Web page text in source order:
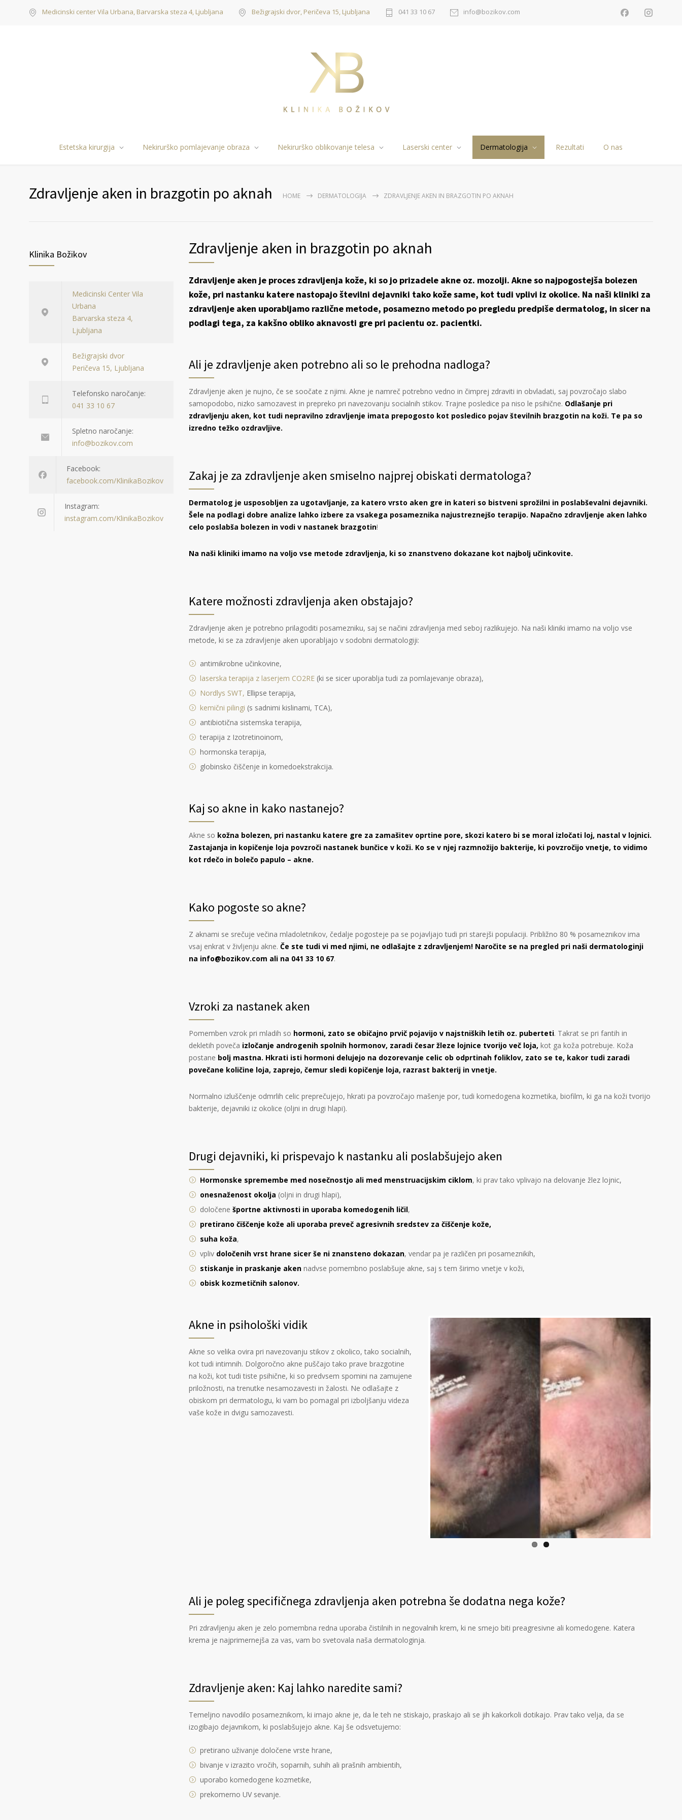
Medicinski center Vila Urbana, Barvarska steza 4, Ljubljana Bežigrajski dvor, Peričeva 15, Ljubljana 041 33 10 67 info@bozikov.com
Estetska kirurgija Nekirurško pomlajevanje obraza Nekirurško oblikovanje telesa Laserski center Dermatologija Rezultati O nas
Zdravljenje aken in brazgotin po aknah HOME DERMATOLOGIJA ZDRAVLJENJE AKEN IN BRAZGOTIN PO AKNAH
Klinika Božikov
Medicinski Center Vila
Urbana
Barvarska steza 4,
Ljubljana
Bežigrajski dvor
Peričeva 15, Ljubljana
Telefonsko naročanje:
041 33 10 67
Spletno naročanje:
info@bozikov.com
Facebook:
facebook.com/KlinikaBozikov
Instagram:
instagram.com/KlinikaBozikov
Zdravljenje aken in brazgotin po aknah
Zdravljenje aken je proces zdravljenja kože, ki so jo prizadele akne oz. mozolji. Akne so najpogostejša bolezen
kože, pri nastanku katere nastopajo številni dejavniki tako kože same, kot tudi vplivi iz okolice. Na naši kliniki za
zdravljenje aken uporabljamo različne metode, posamezno metodo po pregledu predpiše dermatolog, in sicer na
podlagi tega, za kakšno obliko aknavosti gre pri pacientu oz. pacientki.
Ali je zdravljenje aken potrebno ali so le prehodna nadloga?
Zdravljenje aken je nujno, če se soočate z njimi. Akne je namreč potrebno vedno in čimprej zdraviti in obvladati, saj povzročajo slabo
samopodobo, nizko samozavest in prepreko pri navezovanju socialnih stikov. Trajne posledice pa niso le psihične. Odlašanje pri
zdravljenju aken, kot tudi nepravilno zdravljenje imata prepogosto kot posledico pojav številnih brazgotin na koži. Te pa so
izredno težko ozdravljive.
Zakaj je za zdravljenje aken smiselno najprej obiskati dermatologa?
Dermatolog je usposobljen za ugotavljanje, za katero vrsto aken gre in kateri so bistveni sprožilni in poslabševalni dejavniki.
Šele na podlagi dobre analize lahko izbere za vsakega posameznika najustreznejšo terapijo. Napačno zdravljenje aken lahko
celo poslabša bolezen in vodi v nastanek brazgotin!
Na naši kliniki imamo na voljo vse metode zdravljenja, ki so znanstveno dokazane kot najbolj učinkovite.
Katere možnosti zdravljenja aken obstajajo?
Zdravljenje aken je potrebno prilagoditi posamezniku, saj se načini zdravljenja med seboj razlikujejo. Na naši kliniki imamo na voljo vse
metode, ki se za zdravljenje aken uporabljajo v sodobni dermatologiji:
antimikrobne učinkovine,
laserska terapija z laserjem CO2RE (ki se sicer uporablja tudi za pomlajevanje obraza),
Nordlys SWT, Ellipse terapija,
kemični pilingi (s sadnimi kislinami, TCA),
antibiotična sistemska terapija,
terapija z Izotretinoinom,
hormonska terapija,
globinsko čiščenje in komedoekstrakcija.
Kaj so akne in kako nastanejo?
Akne so kožna bolezen, pri nastanku katere gre za zamašitev oprtine pore, skozi katero bi se moral izločati loj, nastal v lojnici.
Zastajanja in kopičenje loja povzroči nastanek bunčice v koži. Ko se v njej razmnožijo bakterije, ki povzročijo vnetje, to vidimo
kot rdečo in bolečo papulo – akne.
Kako pogoste so akne?
Z aknami se srečuje večina mladoletnikov, čedalje pogosteje pa se pojavljajo tudi pri starejši populaciji. Približno 80 % posameznikov ima
vsaj enkrat v življenju akne. Če ste tudi vi med njimi, ne odlašajte z zdravljenjem! Naročite se na pregled pri naši dermatologinji
na info@bozikov.com ali na 041 33 10 67.
Vzroki za nastanek aken
Pomemben vzrok pri mladih so hormoni, zato se običajno prvič pojavijo v najstniških letih oz. puberteti. Takrat se pri fantih in
dekletih poveča izločanje androgenih spolnih hormonov, zaradi česar žleze lojnice tvorijo več loja, kot ga koža potrebuje. Koža
postane bolj mastna. Hkrati isti hormoni delujejo na dozorevanje celic ob odprtinah foliklov, zato se te, kakor tudi zaradi
povečane količine loja, zaprejo, čemur sledi kopičenje loja, razrast bakterij in vnetje.
Normalno izluščenje odmrlih celic preprečujejo, hkrati pa povzročajo mašenje por, tudi komedogena kozmetika, biofilm, ki ga na koži tvorijo
bakterije, dejavniki iz okolice (oljni in drugi hlapi).
Drugi dejavniki, ki prispevajo k nastanku ali poslabšujejo aken
Hormonske spremembe med nosečnostjo ali med menstruacijskim ciklom, ki prav tako vplivajo na delovanje žlez lojnic,
onesnaženost okolja (oljni in drugi hlapi),
določene športne aktivnosti in uporaba komedogenih ličil,
pretirano čiščenje kože ali uporaba preveč agresivnih sredstev za čiščenje kože,
suha koža,
vpliv določenih vrst hrane sicer še ni znansteno dokazan, vendar pa je različen pri posameznikih,
stiskanje in praskanje aken nadvse pomembno poslabšuje akne, saj s tem širimo vnetje v koži,
obisk kozmetičnih salonov.
Akne in psihološki vidik
Akne so velika ovira pri navezovanju stikov z okolico, tako socialnih,
kot tudi intimnih. Dolgoročno akne puščajo tako prave brazgotine
na koži, kot tudi tiste psihične, ki so predvsem spomini na zamujene
priložnosti, na trenutke nesamozavesti in žalosti. Ne odlašajte z
obiskom pri dermatologu, ki vam bo pomagal pri izboljšanju videza
vaše kože in dvigu samozavesti.
Ali je poleg specifičnega zdravljenja aken potrebna še dodatna nega kože?
Pri zdravljenju aken je zelo pomembna redna uporaba čistilnih in negovalnih krem, ki ne smejo biti preagresivne ali komedogene. Katera
krema je najprimernejša za vas, vam bo svetovala naša dermatologinja.
Zdravljenje aken: Kaj lahko naredite sami?
Temeljno navodilo posameznikom, ki imajo akne je, da le teh ne stiskajo, praskajo ali se jih kakorkoli dotikajo. Prav tako velja, da se
izogibajo dejavnikom, ki poslabšujejo akne. Kaj še odsvetujemo:
pretirano uživanje določene vrste hrane,
bivanje v izrazito vročih, soparnih, suhih ali prašnih ambientih,
uporabo komedogene kozmetike,
prekomerno UV sevanje.